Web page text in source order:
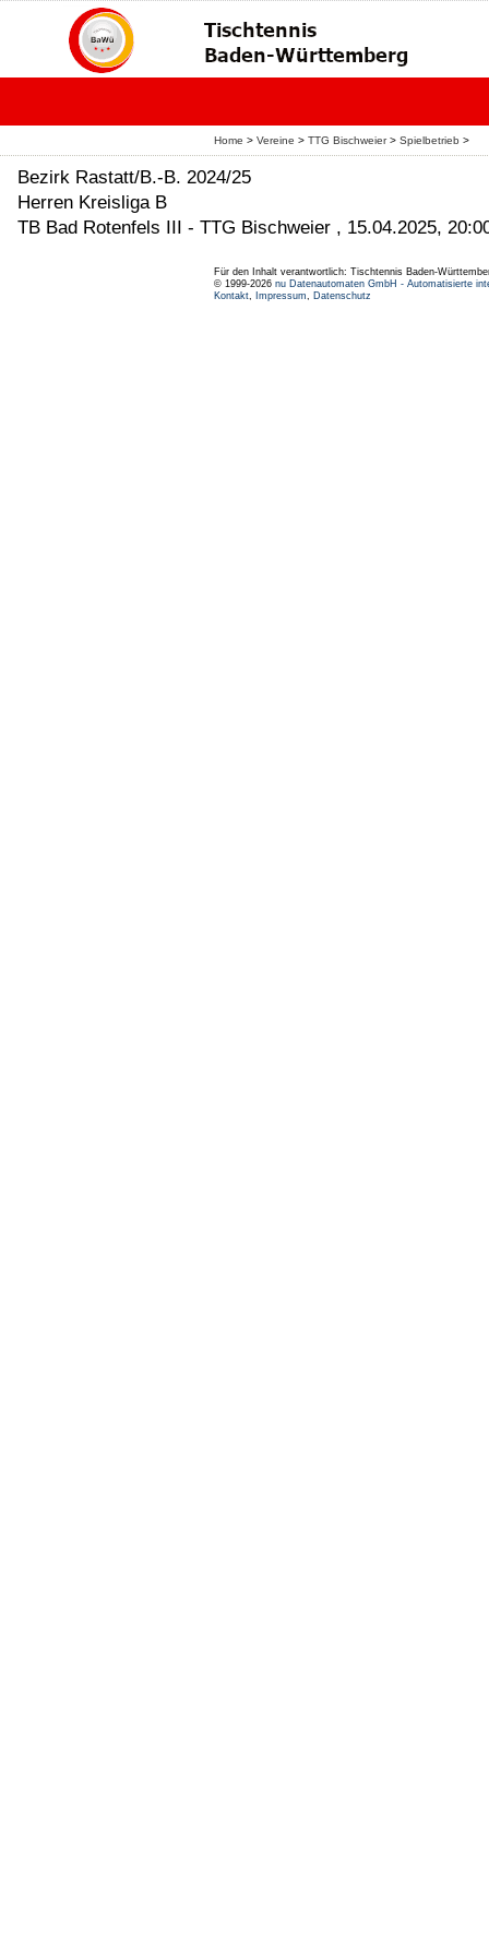
Home > Vereine > TTG Bischweier> Spielbetrieb >
Bezirk Rastatt/B.-B. 2024/25
Herren Kreisliga B
TB Bad Rotenfels III - TTG Bischweier , 15.04.2025,
Für den Inhalt verantwortlich: Tischtennis Baden-
© 1999-2026 nu Datenautomaten GmbH - Automatisierte
Kontakt, Impressum, Datenschutz